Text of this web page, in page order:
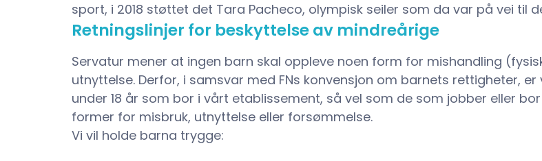
sport, i 2018 støttet det Tara Pacheco, olympisk seiler som da var på vei til
Retningslinjer for beskyttelse av mindreårige
Servatur mener at ingen barn skal oppleve noen form for mishandling
utnyttelse. Derfor, i samsvar med FNs konvensjon om barnets rettigheter,
under 18 år som bor i vårt etablissement, så vel som de som jobber eller
former for misbruk, utnyttelse eller forsømmelse.
Vi vil holde barna trygge: